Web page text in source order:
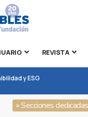
REVISTA
y ESG
» Secciones